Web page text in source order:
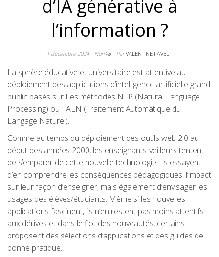
d’IA générative à
l’information ?
1 décembre 2024 Non ParVALENTINE.FAVEL
La sphère éducative et universitaire est attentive au
déploiement des applications d’intelligence artificielle grand
public basés sur Les méthodes NLP (Natural Language
Processing) ou TALN (Traitement Automatique du
Langage Naturel).
Comme au temps du déploiement des outils web 2.0 au
début des années 2000, les enseignants-veilleurs tentent
de s’emparer de cette nouvelle technologie. Ils essayent
d’en comprendre les conséquences pédagogiques, l’impact
sur leur façon d’enseigner, mais également d’envisager les
usages des élèves/étudiants. Même si les nouvelles
applications fascinent, ils n’en restent pas moins attentifs
aux dérives et dans le flot des nouveautés, certains
proposent des sélections d’applications et des guides de
bonne pratique.